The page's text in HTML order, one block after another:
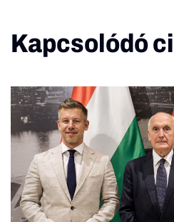
Kapcsolódó